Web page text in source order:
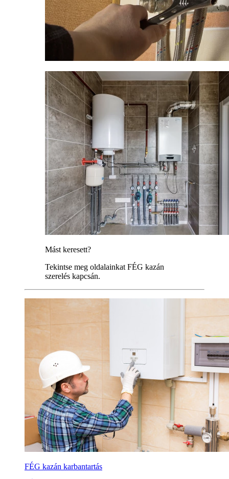
Mást keresett?
Tekintse meg oldalainkat FÉG kazán
szerelés kapcsán.
FÉG kazán karbantartás